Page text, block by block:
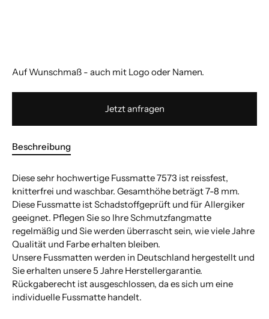
Auf Wunschmaß - auch mit Logo oder Namen.
Jetzt anfragen
Beschreibung
Diese sehr hochwertige Fussmatte 7573 ist reissfest,
knitterfrei und waschbar. Gesamthöhe beträgt 7-8 mm.
Diese Fussmatte ist Schadstoffgeprüft und für Allergiker
geeignet. Pflegen Sie so Ihre Schmutzfangmatte
regelmäßig und Sie werden überrascht sein, wie viele Jahre
Qualität und Farbe erhalten bleiben.
Unsere Fussmatten werden in Deutschland hergestellt und
Sie erhalten unsere 5 Jahre Herstellergarantie.
Rückgaberecht ist ausgeschlossen, da es sich um eine
individuelle Fussmatte handelt.